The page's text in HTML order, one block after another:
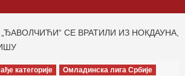
„ЂАВОЛЧИЋИ“ СЕ ВРАТИЛИ ИЗ НОКДАУНА,
категорије
Омладинска лига Србије